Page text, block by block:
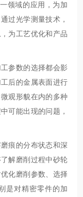
领域的应用，为加
过光学测量技术，
为工艺优化和产品
参数的选择都会影
后的金属表面进行
观形貌在内的多种
可能出现的问题，
痕的分布状态和深
解磨削过程中砂轮
化磨削参数、选择
是对精密零件的加